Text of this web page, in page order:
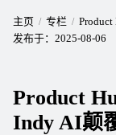
主页 专栏
Product
发布于： 2025-08-06
Product
Indy AI颠